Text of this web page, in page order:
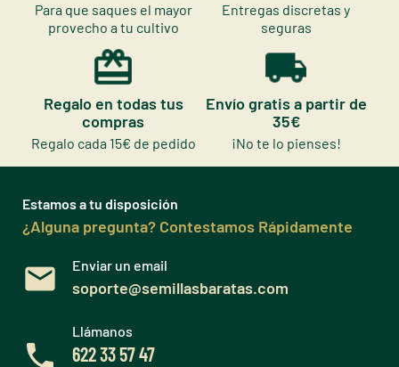
Para que saques el mayor
provecho a tu cultivo
Entregas discretas y
seguras
Regalo en todas tus
compras
Regalo cada 15€ de pedido
Envío gratis a partir de
35€
¡No te lo pienses!
Estamos a tu disposición
¿Alguna pregunta? Contestamos Rápidamente
Enviar un email
soporte@semillasbaratas.com
Llámanos
622 33 57 47